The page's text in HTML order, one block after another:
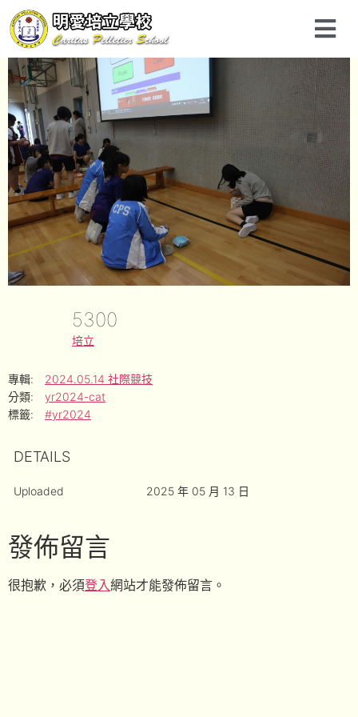
5300
培立
專輯:
2024.05.14 社際競技
分類:
yr2024-cat
標籤:
#yr2024
DETAILS
Uploaded 2025 年 05 月 13 日
發佈留言
很抱歉，必須登入網站才能發佈留言。